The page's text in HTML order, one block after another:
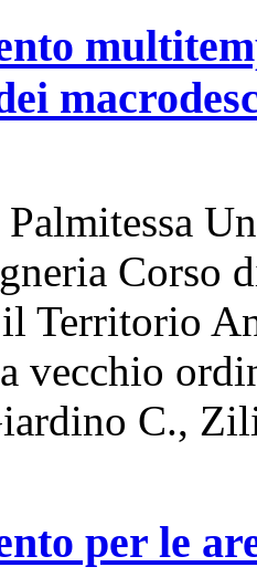
Palmitessa
Corso
Territorio
vecchio
C.,
per le